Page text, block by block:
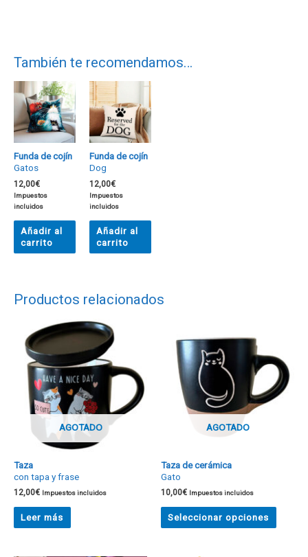
También te recomendamos…
Funda de cojín
Gatos
12,00€
Impuestos
incluidos
Añadir al
carrito
Funda de cojín
Dog
12,00€
Impuestos
incluidos
Añadir al
carrito
Productos relacionados
AGOTADO
Taza
con tapa y frase
12,00€ Impuestos incluidos
Leer más
AGOTADO
Taza de cerámica
Gato
10,00€ Impuestos incluidos
Seleccionar opciones